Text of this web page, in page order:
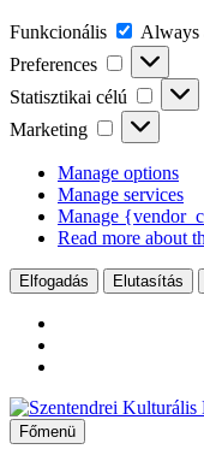
Funkcionális
Always
Preferences
Statisztikai célú
célú
Marketing
Marketing
Manage options
Manage services
Manage
Read more about
Elfogadás Elutasítás
Ugrás
a
tartalomhoz
Főmenü